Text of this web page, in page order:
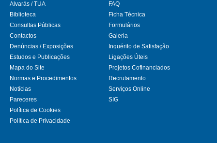
Alvarás / TUA
Biblioteca
Consultas Públicas
Contactos
Denúncias / Exposições
Estudos e Publicações
FAQ
Ficha Técnica
Formulários
Galeria
Inquérito de Satisfação
Ligações Úteis
Mapa do Site
Normas e Procedimentos
Notícias
Pareceres
Política de Cookies
Política de Privacidade
Projetos Cofinanciados
Recrutamento
Serviços Online
SIG